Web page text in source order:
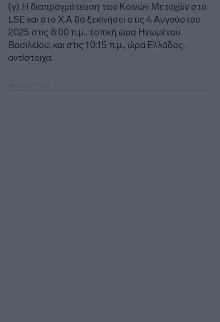
(γ) Η διαπραγμάτευση των Κοινών Μετοχών στο
LSE και στο X.A θα ξεκινήσει στις 4 Αυγούστου
2025 στις 8:00 π.μ., τοπική ώρα Ηνωμένου
Βασιλείου, και στις 10:15 π.μ., ώρα Ελλάδος,
αντίστοιχα.